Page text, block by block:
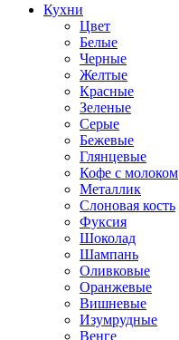
Кухни
Цвет
Белые
Черные
Желтые
Красные
Зеленые
Серые
Бежевые
Глянцевые
Кофе с молоком
Металлик
Слоновая кость
Фуксия
Шоколад
Шампань
Оливковые
Оранжевые
Вишневые
Изумрудные
Венге